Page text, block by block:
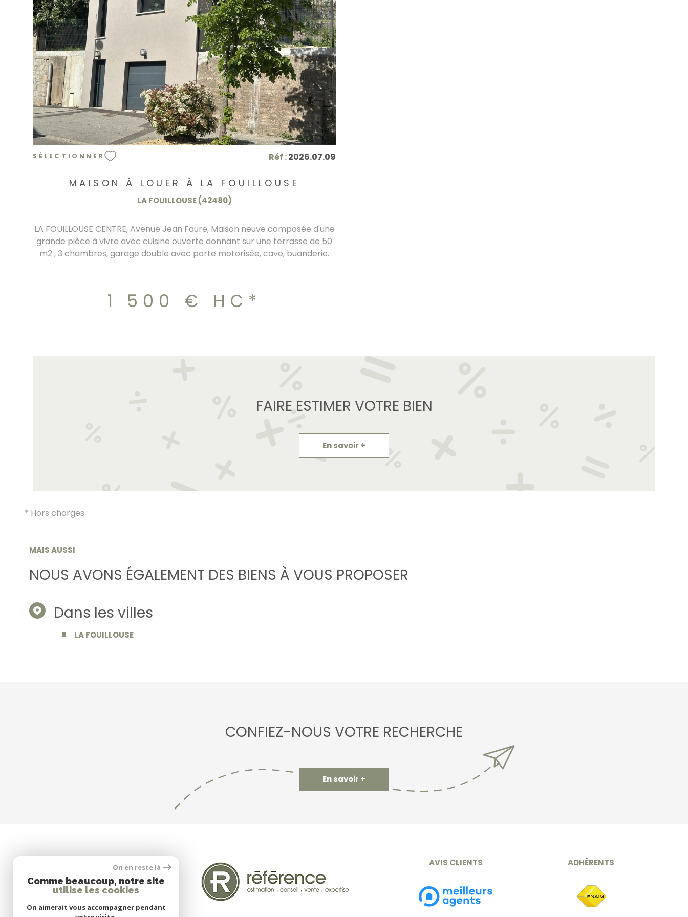
VOIR LE BIEN
SÉLECTIONNER Réf :2026.07.09
MAISON À LOUER À LA FOUILLOUSE
LA FOUILLOUSE (42480)
LA FOUILLOUSE CENTRE, Avenue Jean Faure, Maison neuve composée d'une
grande pièce à vivre avec cuisine ouverte donnant sur une terrasse de 50
m2 , 3 chambres, garage double avec porte motorisée, cave, buanderie.
1 500 € HC*
FAIRE ESTIMER VOTRE BIEN
En savoir +
* Hors charges
MAIS AUSSI
NOUS AVONS ÉGALEMENT DES BIENS À VOUS PROPOSER
Dans les villes
LA FOUILLOUSE
CONFIEZ-NOUS VOTRE RECHERCHE
En savoir +
Espace propriétaire
AVIS CLIENTS ADHÉRENTS
On en reste là
Comme beaucoup, notre site
utilise les cookies
On aimerait vous accompagner pendant